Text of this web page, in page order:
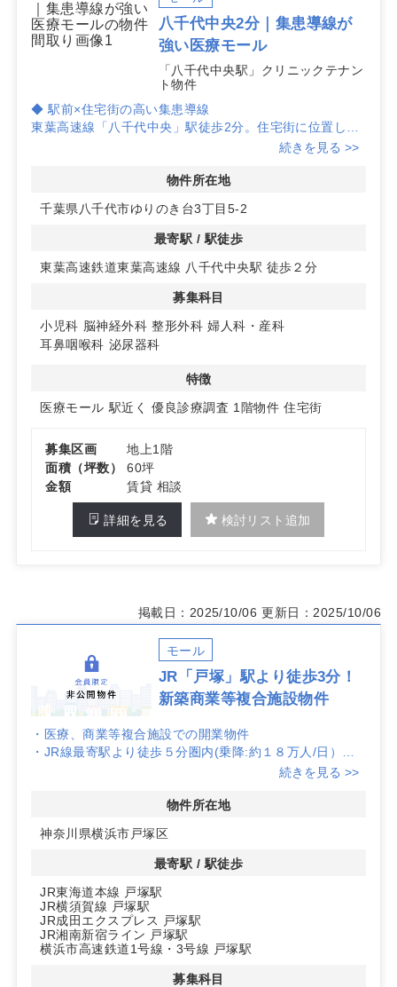
八千代中央2分｜集患導線が
強い医療モール
「八千代中央駅」クリニックテナン
ト物件
◆ 駅前×住宅街の高い集患導線
東葉高速線「八千代中央」駅徒歩2分。住宅街に位置し、
既存の複数クリニックにより施設認知が進んでいます。敷
◆ 医療連携と診療バランス
女子医大八千代医療センターに近接し、紹介・逆紹介など
科・心療内科が入居中で、募集科目（小児科、整形外科、
補完関係が築きやすい構成です。
◆ 開業を後押しするモール機能
科ほかクリニックが稼働中。大型医療機器の設置も相談可
整形外科で良好な診療圏データの評価がある点も判断材料
続きを見る >>
物件所在地
千葉県八千代市ゆりのき台3丁目5-2
最寄駅 / 駅徒歩
東葉高速鉄道東葉高速線 八千代中央駅 徒歩２分
募集科目
小児科 脳神経外科 整形外科 婦人科・産科
耳鼻咽喉科 泌尿器科
特徴
医療モール 駅近く 優良診療調査 1階物件 住宅街
募集区画
地上1階
面積（坪数）
60坪
金額
賃貸 相談
詳細を見る 検討リスト追加
掲載日：2025/10/06 更新日：2025/10/06
モール
JR「戸塚」駅より徒歩3分！
新築商業等複合施設物件
・医療、商業等複合施設での開業物件
・JR線最寄駅より徒歩５分圏内(乗降:約１８万人/日）
続きを見る >>
物件所在地
神奈川県横浜市戸塚区
最寄駅 / 駅徒歩
JR東海道本線 戸塚駅
JR横須賀線 戸塚駅
JR成田エクスプレス 戸塚駅
JR湘南新宿ライン 戸塚駅
横浜市高速鉄道1号線・3号線 戸塚駅
募集科目